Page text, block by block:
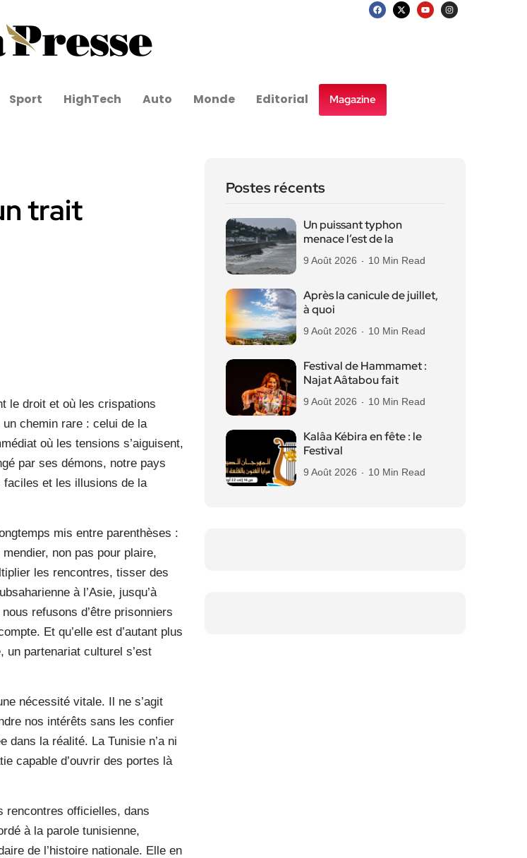
Sport HighTech Auto Monde Editorial Magazine
trait
le droit et où les crispations
chemin rare : celui de la
où les tensions s’aiguisent,
par ses démons, notre pays
et les illusions de la
mis entre parenthèses :
non pas pour plaire,
les rencontres, tisser des
à l’Asie, jusqu’à
refusons d’être prisonniers
Et qu’elle est d’autant plus
un partenariat culturel s’est
nécessité vitale. Il ne s’agit
nos intérêts sans les confier
dans la réalité. La Tunisie n’a ni
capable d’ouvrir des portes là
rencontres officielles, dans
à la parole tunisienne,
de l’histoire nationale. Elle en
Postes récents
Un puissant typhon
menace l’est de la
9 Août 2026 10 Min Read
Après la canicule de juillet,
à quoi
9 Août 2026 10 Min Read
Festival de Hammamet :
Najat Aâtabou fait
9 Août 2026 10 Min Read
Kalâa Kébira en fête : le
Festival
9 Août 2026 10 Min Read